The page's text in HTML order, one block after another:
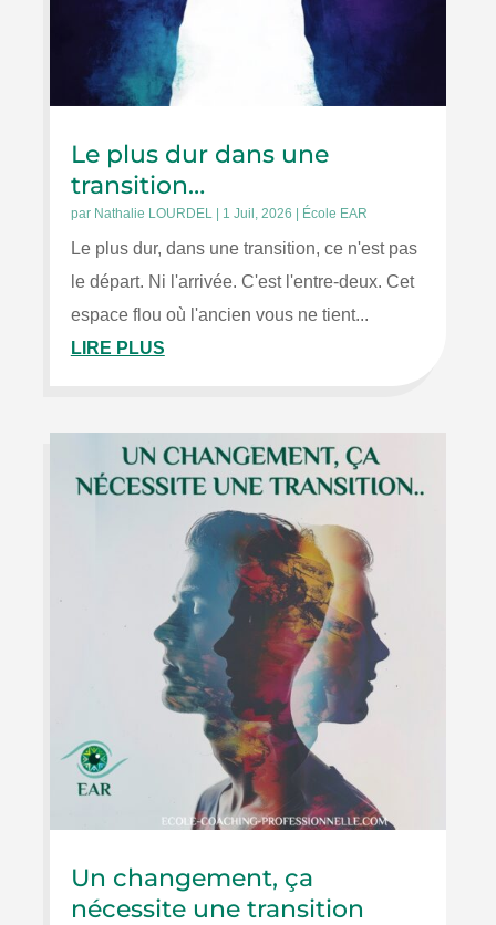
Le plus dur dans une
transition…
par Nathalie LOURDEL| 1 Juil, 2026 École EAR
Le plus dur, dans une transition, ce n'est pas
le départ. Ni l'arrivée. C'est l'entre-deux. Cet
espace flou où l'ancien vous ne tient...
LIRE PLUS
Un changement, ça
nécessite une transition